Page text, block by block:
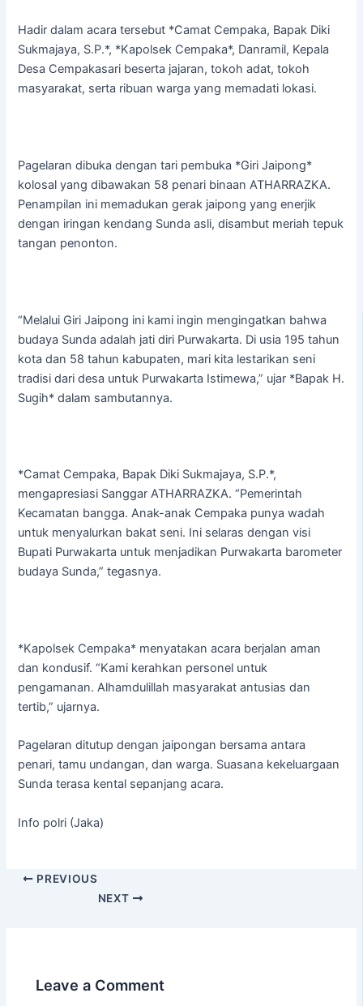
Hadir dalam acara tersebut *Camat Cempaka, Bapak Diki
Sukmajaya, S.P.*, *Kapolsek Cempaka*, Danramil, Kepala
Desa Cempakasari beserta jajaran, tokoh adat, tokoh
masyarakat, serta ribuan warga yang memadati lokasi.
Pagelaran dibuka dengan tari pembuka *Giri Jaipong*
kolosal yang dibawakan 58 penari binaan ATHARRAZKA.
Penampilan ini memadukan gerak jaipong yang enerjik
dengan iringan kendang Sunda asli, disambut meriah tepuk
tangan penonton.
“Melalui Giri Jaipong ini kami ingin mengingatkan bahwa
budaya Sunda adalah jati diri Purwakarta. Di usia 195 tahun
kota dan 58 tahun kabupaten, mari kita lestarikan seni
tradisi dari desa untuk Purwakarta Istimewa,” ujar *Bapak H.
Sugih* dalam sambutannya.
*Camat Cempaka, Bapak Diki Sukmajaya, S.P.*,
mengapresiasi Sanggar ATHARRAZKA. “Pemerintah
Kecamatan bangga. Anak-anak Cempaka punya wadah
untuk menyalurkan bakat seni. Ini selaras dengan visi
Bupati Purwakarta untuk menjadikan Purwakarta barometer
budaya Sunda,” tegasnya.
*Kapolsek Cempaka* menyatakan acara berjalan aman
dan kondusif. “Kami kerahkan personel untuk
pengamanan. Alhamdulillah masyarakat antusias dan
tertib,” ujarnya.
Pagelaran ditutup dengan jaipongan bersama antara
penari, tamu undangan, dan warga. Suasana kekeluargaan
Sunda terasa kental sepanjang acara.
Info polri (Jaka)
PREVIOUS
NEXT
Leave a Comment